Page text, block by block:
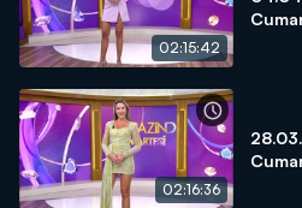
02:15:42
02:16:36